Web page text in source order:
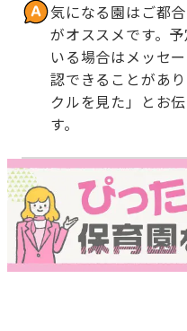
気になる園はご都
がオススメです。
いる場合はメッセ
認できることがあ
クルを見た」とお
す。